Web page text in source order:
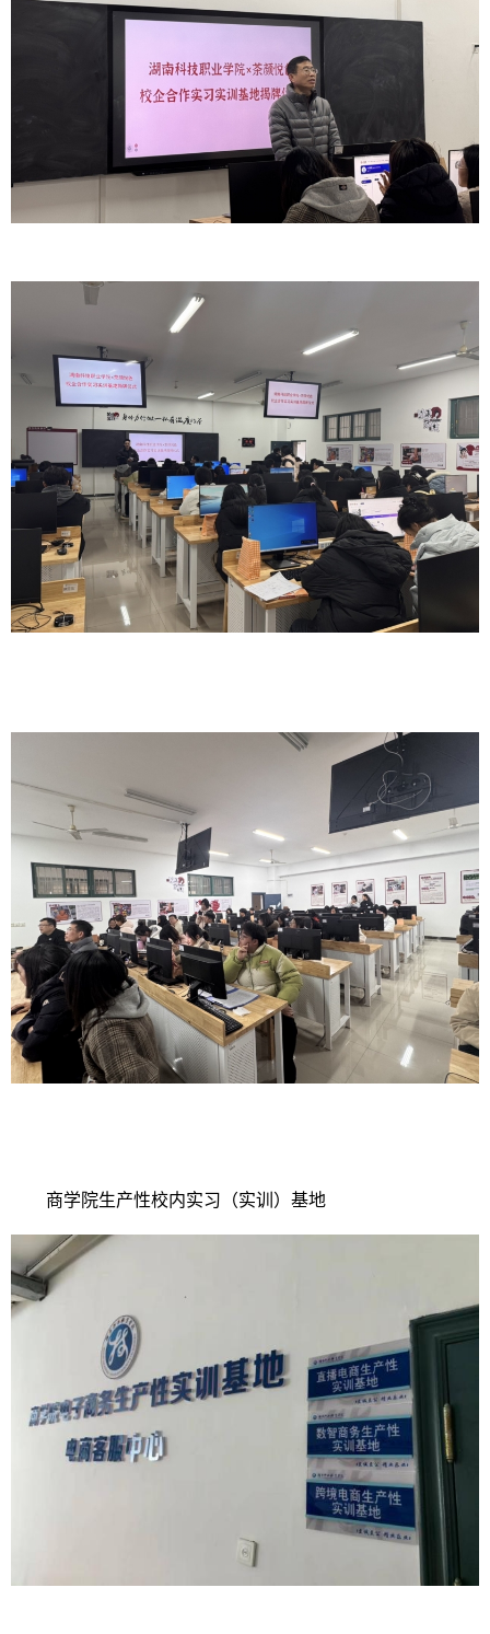
商学院生产性校内实习（实训）基地